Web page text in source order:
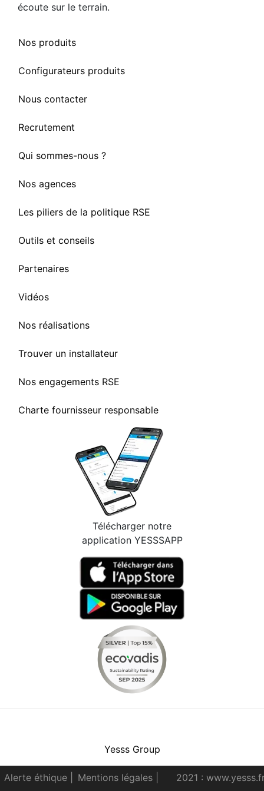
écoute sur le terrain.
Nos produits
Configurateurs produits
Nous contacter
Recrutement
Qui sommes-nous ?
Nos agences
Les piliers de la politique RSE
Outils et conseils
Partenaires
Vidéos
Nos réalisations
Trouver un installateur
Nos engagements RSE
Charte fournisseur responsable
Télécharger notre
application YESSSAPP
Yesss Group
Alerte éthique Mentions légales 2021 :